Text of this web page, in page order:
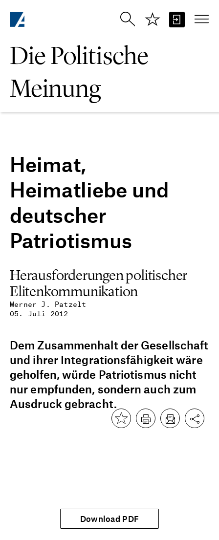
Die Politische
Meinung
Heimat,
Heimatliebe und
deutscher
Patriotismus
Werner J. Patzelt
05. Juli 2012
Herausforderungen politischer
Elitenkommunikation
Dem Zusammenhalt der Gesellschaft
und ihrer Integrationsfähigkeit wäre
geholfen, würde Patriotismus nicht
nur empfunden, sondern auch zum
Ausdruck gebracht.
Download PDF